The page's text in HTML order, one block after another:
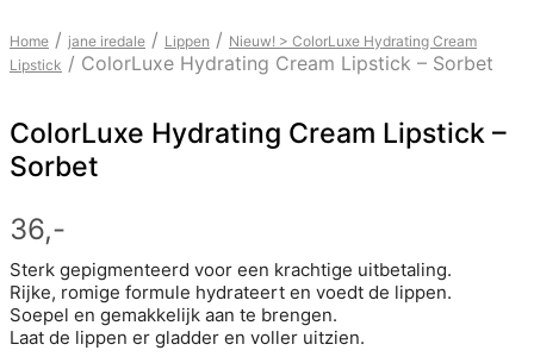
Home / jane iredale / Lippen / Nieuw! > ColorLuxe Hydrating Cream
Lipstick / ColorLuxe Hydrating Cream Lipstick – Sorbet
ColorLuxe Hydrating Cream Lipstick –
Sorbet
36,-
Sterk gepigmenteerd voor een krachtige uitbetaling.
Rijke, romige formule hydrateert en voedt de lippen.
Soepel en gemakkelijk aan te brengen.
Laat de lippen er gladder en voller uitzien.